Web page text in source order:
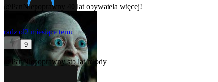
@PanNiepoprawny 40 lat obywatela więcej!
radziol2 miesiące temu
9
@PanNiepoprawnysto lat młody